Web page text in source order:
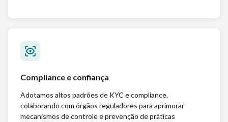
Compliance e confiança
Adotamos altos padrões de KYC e compliance,
colaborando com órgãos reguladores para aprimorar
mecanismos de controle e prevenção de práticas